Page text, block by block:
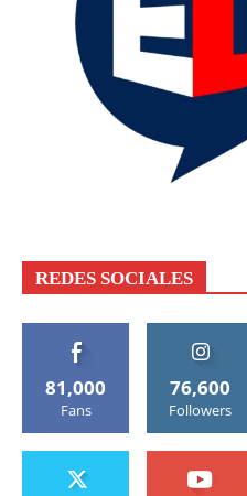
REDES SOCIALES
81,000
Fans
76,600
Followers